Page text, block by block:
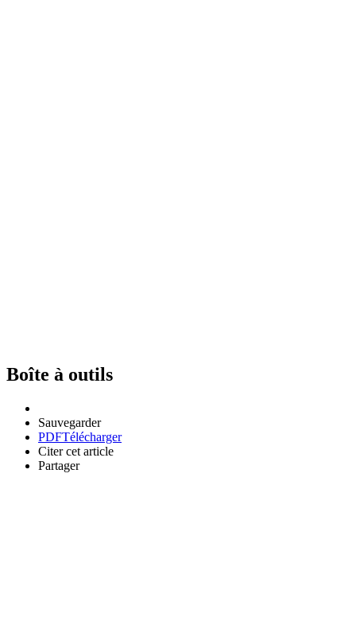
Boîte à outils
Sauvegarder
PDFTélécharger
Citer cet article
Partager